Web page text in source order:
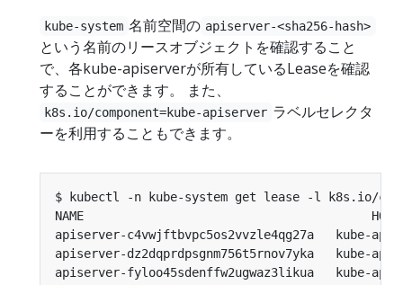
kube-system 名前空間の apiserver-<sha256-hash>
という名前のリースオブジェクトを確認すること
で、各kube-apiserverが所有しているLeaseを確認
することができます。 また、
k8s.io/component=kube-apiserver ラベルセレクタ
ーを利用することもできます。
$ kubectl -n kube-system get lease -l k8s.io/